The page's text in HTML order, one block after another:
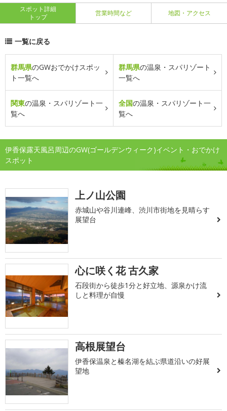
スポット詳細
トップ
営業時間など 地図・アクセス
一覧に戻る
群馬県のGWおでかけスポッ
ト一覧へ
群馬県の温泉・スパリゾート
一覧へ
関東の温泉・スパリゾート一
覧へ
全国の温泉・スパリゾート一
覧へ
伊香保露天風呂周辺のGW(ゴールデンウィーク)イベント・おでかけ
スポット
上ノ山公園
赤城山や谷川連峰、渋川市街地を見晴らす
展望台
心に咲く花 古久家
石段街から徒歩1分と好立地、源泉かけ流
しと料理が自慢
高根展望台
伊香保温泉と榛名湖を結ぶ県道沿いの好展
望地